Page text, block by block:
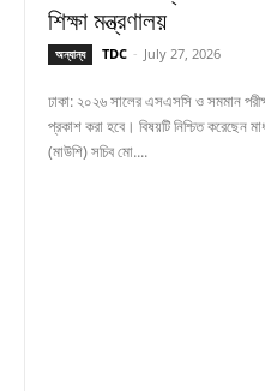
শিক্ষা মন্ত্রণালয়
অন্যান্য TDC - July 27, 2026
ঢাকা: ২০২৬ সালের এসএসসি ও সমমান
প্রকাশ করা হবে। বিষয়টি নিশ্চিত করেছেন
(মাউশি) সচিব মো....